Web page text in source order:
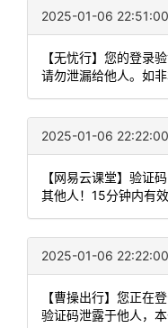
2025-01-06 22:51:00
【无忧行】您的登录
请勿泄漏给他人。如
2025-01-06 22:22:00
【网易云课堂】验证
其他人！15分钟内有效
2025-01-06 22:22:00
【曹操出行】您正在
验证码泄露于他人，